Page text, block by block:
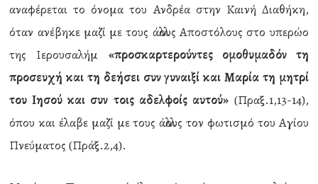
αναφέρεται το όνομα του Ανδρέα στην Καινή Διαθήκη,
όταν ανέβηκε μαζί με τους άλλους Αποστόλους στο υπερώο
της Ιερουσαλήμ «προσκαρτερούντες ομοθυμαδόν τη
προσευχή και τη δεήσει συν γυναιξί και Μαρία τη μητρί
του Ιησού και συν τοις αδελφοίς αυτού»(Πραξ.1,13-14),
όπου και έλαβε μαζί με τους άλλους τον φωτισμό του Αγίου
Πνεύματος (Πράξ.2,4).